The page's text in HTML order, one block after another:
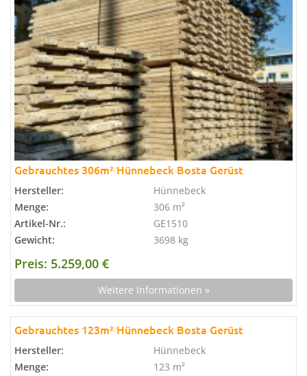
Gebrauchtes 306m² Hünnebeck Bosta Gerüst
Hersteller:
Hünnebeck
Menge:
306 m²
Artikel-Nr.:
GE1510
Gewicht:
3698 kg
Preis: 5.259,00 €
Weitere Informationen »
Gebrauchtes 123m² Hünnebeck Bosta Gerüst
Hersteller:
Hünnebeck
Menge:
123 m²